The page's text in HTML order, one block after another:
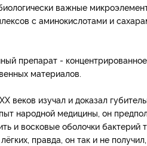
важные
с аминокислотами и
препарат -
материалов.
изучал и доказал
народной медицины, он
и восковые оболочки бактерий
правда, он так и не